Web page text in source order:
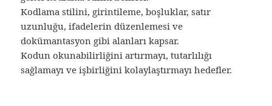
Kodlama stilini, girintileme, boşluklar, satır
uzunluğu, ifadelerin düzenlemesi ve
dokümantasyon gibi alanları kapsar.
Kodun okunabilirliğini artırmayı, tutarlılığı
sağlamayı ve işbirliğini kolaylaştırmayı hedefler.